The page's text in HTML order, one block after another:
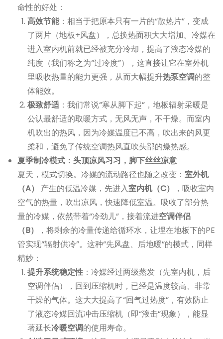
命性的好处：
高效节能：相当于把原本只有一片的“散热片”，变成
了两片（地板+风盘），总换热面积大大增加。冷媒在
进入室内机前就已经被充分冷却，提高了液态冷媒的
纯度（我们称之为“过冷度”），这直接让它在室外机
里吸收热量的能力更强，从而大幅提升热泵空调的整
体能效。
极致舒适 ：我们常说“寒从脚下起”，地板辐射采暖是
公认最舒适的取暖方式，无风无声，不干燥。而室内
机吹出的热风，因为冷媒温度已不高，吹出来的风更
柔和，避免了传统空调热风直吹头部的燥热感。
夏季制冷模式：头顶凉风习习，脚下丝丝凉意
夏天，模式切换。冷媒的流动路径也随之改变： 室外机
（A）
产生的低温冷媒，先进入室内机（C）
，吸收室内
空气的热量，吹出凉风，快速降低室温。吸收了部分热
量的冷媒，依然带着“冷劲儿”，接着流进空调伴侣
（B）
，将剩余的冷量传递给循环水，让埋在地板下的PE
管实现“辐射供冷”。这种“先风盘、后地暖”的模式，同样
精妙：
提升系统稳定性 ：冷媒经过两级蒸发（先室内机，后
空调伴侣），回到压缩机时，已经是温度较高、非常
干燥的气体。这大大提高了“回气过热度”，有效防止
了液态冷媒回流冲击压缩机（即“液击”现象），能显
著延长冷暖空调的使用寿命。